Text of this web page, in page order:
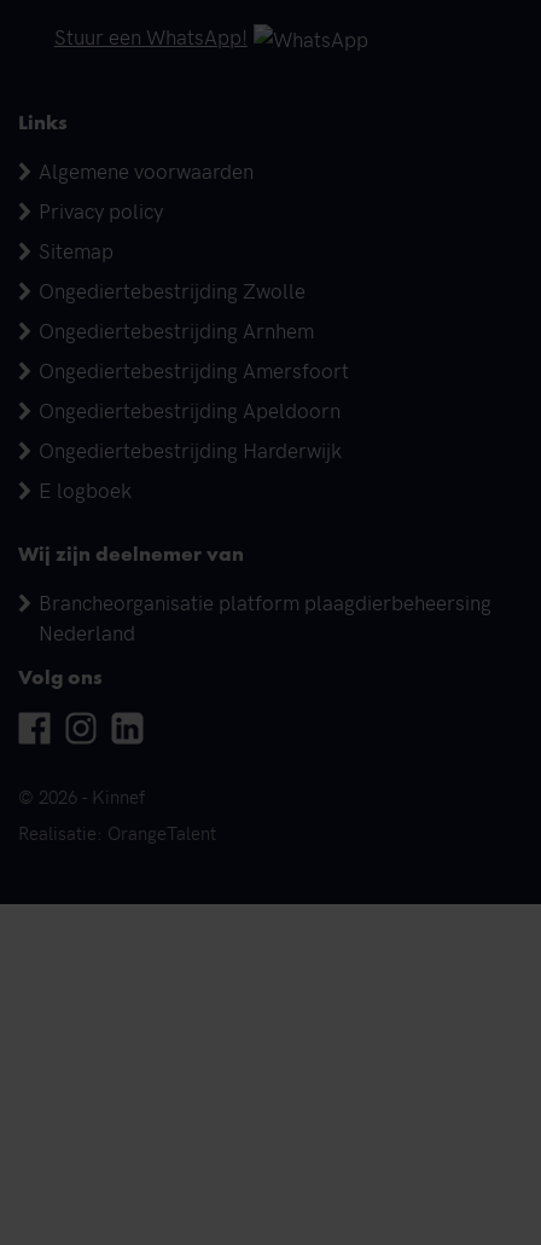
Telefoonnummer
Stuur een WhatsApp!
Links
Algemene voorwaarden
Privacy policy
Sitemap
Ongediertebestrijding Zwolle
Ongediertebestrijding Arnhem
Ongediertebestrijding Amersfoort
Ongediertebestrijding Apeldoorn
Ongediertebestrijding Harderwijk
E logboek
Wij zijn deelnemer van
Brancheorganisatie platform plaagdierbeheersing
Nederland
Volg ons
Facebook
InstagramLinkedin
© 2026 - Kinnef
Realisatie: OrangeTalent